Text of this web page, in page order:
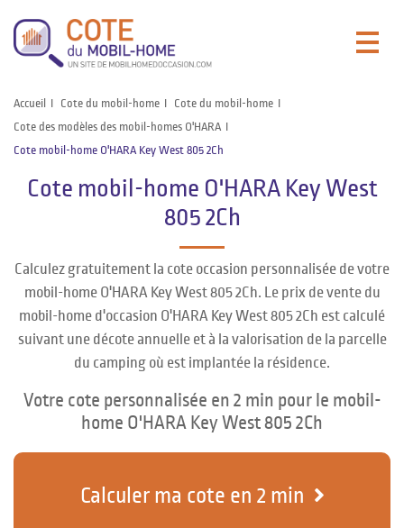
Accueil Cote du mobil-home
Cote du mobil-home
Cote des modèles des mobil-homes O'HARA
Cote mobil-home O'HARA Key West 805 2Ch
Cote mobil-home O'HARA Key West
805 2Ch
Calculez gratuitement la cote occasion personnalisée de votre
mobil-home O'HARA Key West 805 2Ch. Le prix de vente du
mobil-home d'occasion O'HARA Key West 805 2Ch est calculé
suivant une décote annuelle et à la valorisation de la parcelle
du camping où est implantée la résidence.
Votre cote personnalisée en 2 min pour le mobil-
home O'HARA Key West 805 2Ch
Calculer ma cote en 2 min